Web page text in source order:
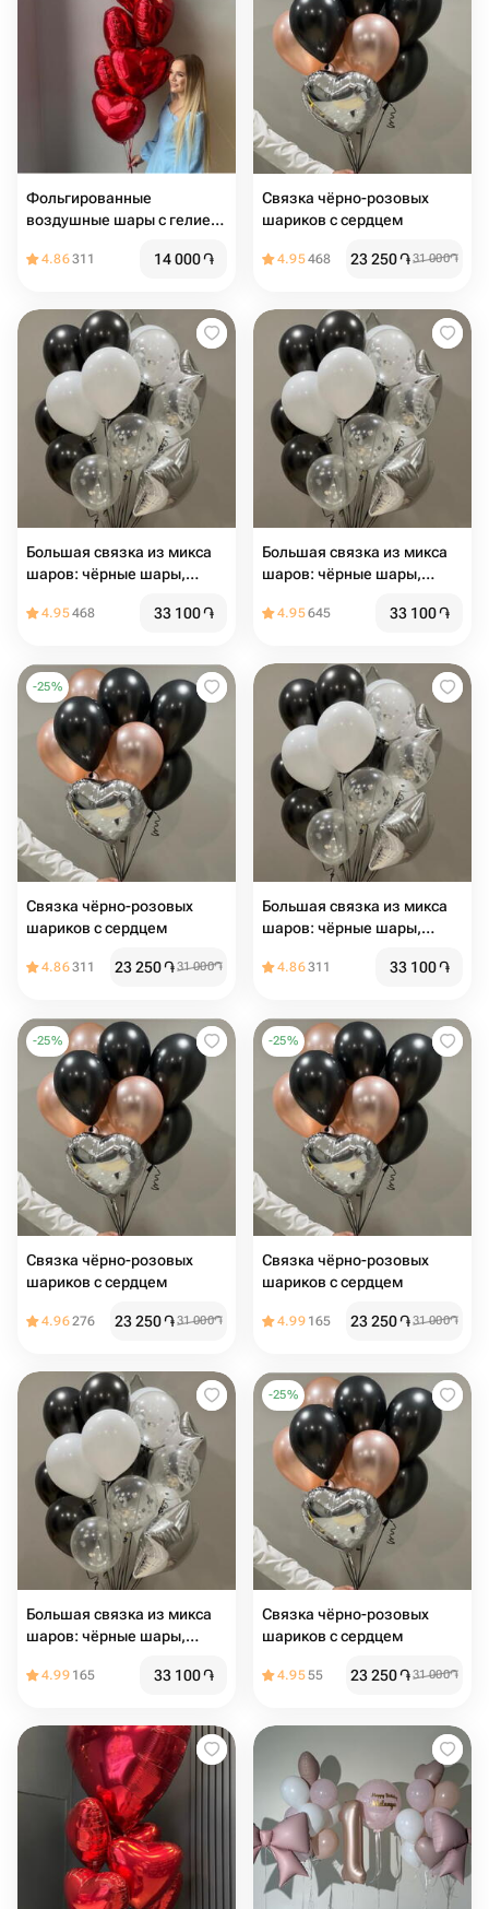
Фольгированные
воздушные шары с гелием
4.86311 14 000֏
Связка чёрно-розовых
шариков с сердцем
4.95468 23 250֏31 000֏
Большая связка из микса
шаров: чёрные шары,
серебро
4.95468 33 100֏
Большая связка из микса
шаров: чёрные шары,
серебро
4.95645 33 100֏
-25%
Связка чёрно-розовых
шариков с сердцем
4.86311 23 250֏31 000֏
Большая связка из микса
шаров: чёрные шары,
серебро
4.86311 33 100֏
-25%
Связка чёрно-розовых
шариков с сердцем ️️
4.96276 23 250֏31 000֏
-25%
Связка чёрно-розовых
шариков с сердцем ️
4.99 165 23 250֏31 000֏
Большая связка из микса
шаров: чёрные шары,
серебро ️
4.99 165 33 100֏
-25%
Связка чёрно-розовых
шариков с сердцем
4.9555 23 250֏31 000֏